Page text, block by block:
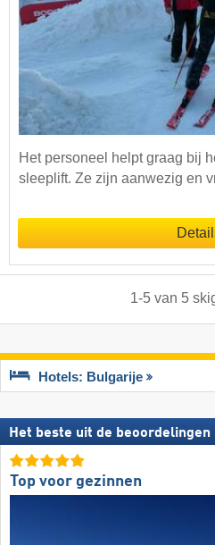
Het personeel helpt graag bij
sleeplift. Ze zijn aanwezig en
1-5van 5
Hotels: Bulgarije
Het beste uit de beoordelingen
Top voor gezinnen